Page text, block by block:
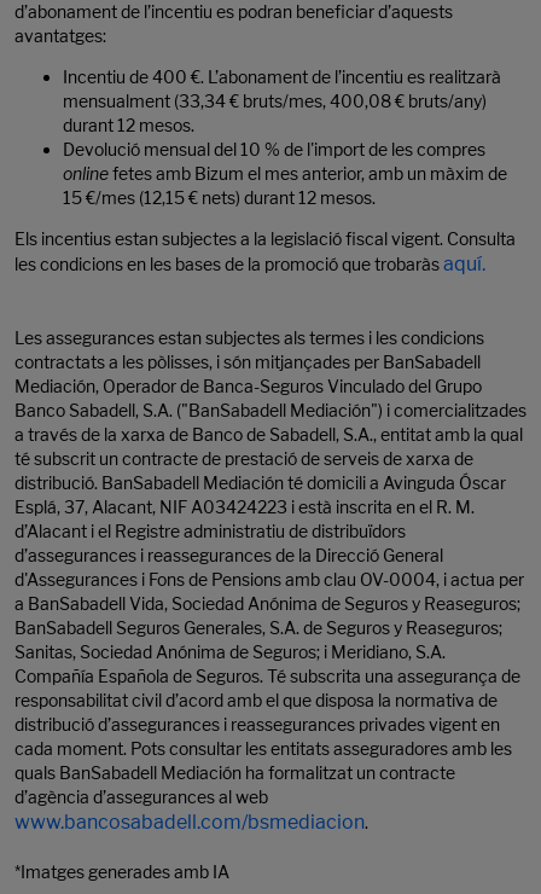
d’abonament de l’incentiu es podran beneficiar d’aquests
avantatges:
Incentiu de 400 €. L’abonament de l’incentiu es realitzarà
mensualment (33,34 € bruts/mes, 400,08 € bruts/any)
durant 12 mesos.
Devolució mensual del 10 % de l'import de les compres
onlinefetes amb Bizum el mes anterior, amb un màxim de
15 €/mes (12,15 € nets) durant 12 mesos.
Els incentius estan subjectes a la legislació fiscal vigent. Consulta
les condicions en les bases de la promoció que trobaràsaquí.
Les assegurances estan subjectes als termes i les condicions
contractats a les pòlisses, i són mitjançades per BanSabadell
Mediación, Operador de Banca-Seguros Vinculado del Grupo
Banco Sabadell, S.A. ("BanSabadell Mediación") i comercialitzades
a través de la xarxa de Banco de Sabadell, S.A., entitat amb la qual
té subscrit un contracte de prestació de serveis de xarxa de
distribució. BanSabadell Mediación té domicili a Avinguda Óscar
Esplá, 37, Alacant, NIF A03424223 i està inscrita en el R. M.
d’Alacant i el Registre administratiu de distribuïdors
d’assegurances i reassegurances de la Direcció General
d'Assegurances i Fons de Pensions amb clau OV-0004, i actua per
a BanSabadell Vida, Sociedad Anónima de Seguros y Reaseguros;
BanSabadell Seguros Generales, S.A. de Seguros y Reaseguros;
Sanitas, Sociedad Anónima de Seguros; i Meridiano, S.A.
Compañía Española de Seguros. Té subscrita una assegurança de
responsabilitat civil d’acord amb el que disposa la normativa de
distribució d’assegurances i reassegurances privades vigent en
cada moment. Pots consultar les entitats asseguradores amb les
quals BanSabadell Mediación ha formalitzat un contracte
d’agència d’assegurances al web
www.bancosabadell.com/bsmediacion.
*Imatges generades amb IA